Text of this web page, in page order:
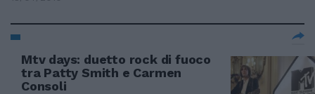
Mtv days: duetto rock di fuoco
tra Patty Smith e Carmen
Consoli